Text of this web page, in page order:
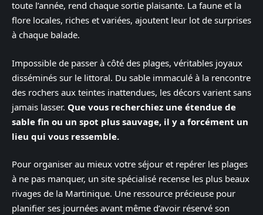
toute l’année, rend chaque sortie plaisante. La faune et la
flore locales, riches et variées, ajoutent leur lot de surprises
à chaque balade.
Impossible de passer à côté des plages, véritables joyaux
disséminés sur le littoral. Du sable immaculé à la rencontre
des rochers aux teintes inattendues, les décors varient sans
jamais lasser. Que vous recherchiez une étendue de
sable fin ou un spot plus sauvage, il y a forcément un
lieu qui vous ressemble.
Pour organiser au mieux votre séjour et repérer les plages
à ne pas manquer, un site spécialisé recense les plus beaux
rivages de la Martinique. Une ressource précieuse pour
planifier ses journées avant même d’avoir réservé son